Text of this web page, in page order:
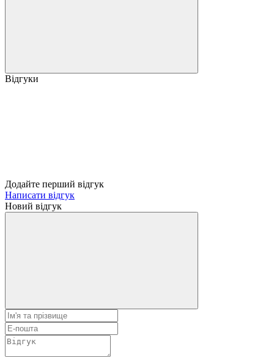
Відгуки
Додайте перший відгук
Написати відгук
Новий відгук